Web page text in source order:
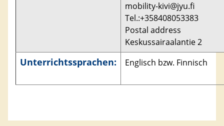
mobility-kivi@jyu.fi
Tel.:+358408053383
Postal address
Keskussairaalantie 2
Unterrichtssprachen: Englisch bzw. Finnisch